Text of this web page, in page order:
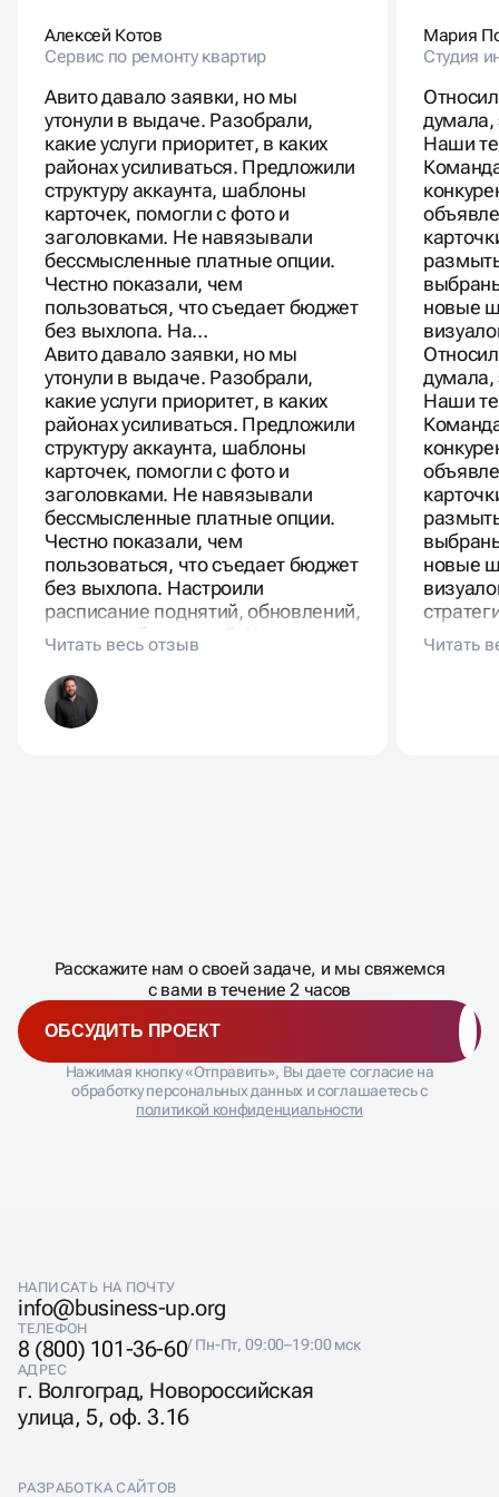
Алексей Котов
Сервис по ремонту квартир
Авито давало заявки, но мы
утонули в выдаче. Разобрали,
какие услуги приоритет, в каких
районах усиливаться. Предложили
структуру аккаунта, шаблоны
карточек, помогли с фото и
заголовками. Не навязывали
бессмысленные платные опции.
Честно показали, чем
пользоваться, что съедает бюджет
без выхлопа. На…
Авито давало заявки, но мы
утонули в выдаче. Разобрали,
какие услуги приоритет, в каких
районах усиливаться. Предложили
структуру аккаунта, шаблоны
карточек, помогли с фото и
заголовками. Не навязывали
бессмысленные платные опции.
Честно показали, чем
пользоваться, что съедает бюджет
без выхлопа. Настроили
расписание поднятий, обновлений,
ротацию объявлений. Через
недели пошёл стабильный поток
целевых обращений. Люди
приходят по конкретным услугам.
Мария
Студия
думала,
Наши
новые
думала,
Наши
новые
где и
�
Расскажите нам о своей задаче, и мы свяжемся
с вами в течение 2 часов
ОБСУДИТЬ ПРОЕКТ
Нажимая кнопку «Отправить», Вы даете согласие на
обработку персональных данных и соглашаетесь с
политикой конфиденциальности
НАПИСАТЬ НА ПОЧТУ
info@business-up.org
ТЕЛЕФОН
8 (800) 101-36-60/ Пн-Пт, 09:00–19:00 мск
АДРЕС
г. Волгоград, Новороссийская
улица, 5, оф. 3.16
РАЗРАБОТКА САЙТОВ